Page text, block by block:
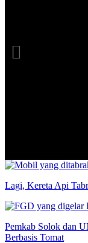
Lagi, Kereta Api
Pemkab Solok dan
Berbasis Tomat